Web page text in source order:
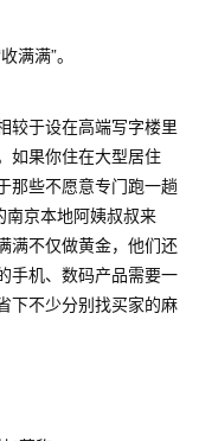
满满”。
较于设在高端写字楼里
如果你住在大型居住
那些不愿意专门跑一趟
南京本地阿姨叔叔来
满不仅做黄金，他们还
手机、数码产品需要一
下不少分别找买家的麻